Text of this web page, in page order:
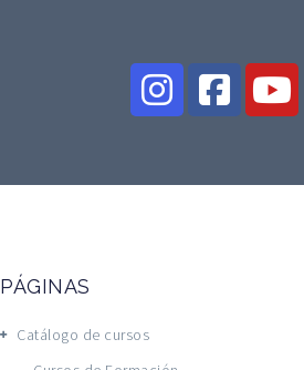
PÁGINAS
Catálogo de cursos